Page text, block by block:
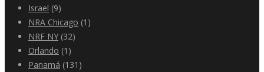
Israel (9)
NRA Chicago (1)
NRF NY (32)
Orlando (1)
Panamá (131)